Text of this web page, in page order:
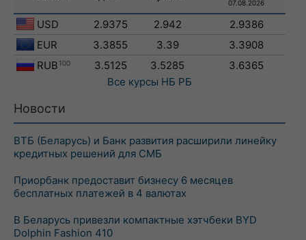
07.08.2026
USD 2.9375 2.942
2.9386
EUR
3.3855 3.39
3.3908
RUB 100 3.5125 3.5285
3.6365
Все курсы НБ РБ
Новости
ВТБ (Беларусь) и Банк развития расширили линейку
кредитных решений для СМБ
Приорбанк предоставит бизнесу 6 месяцев
бесплатных платежей в 4 валютах
В Беларусь привезли компактные хэтчбеки BYD
Dolphin Fashion 410